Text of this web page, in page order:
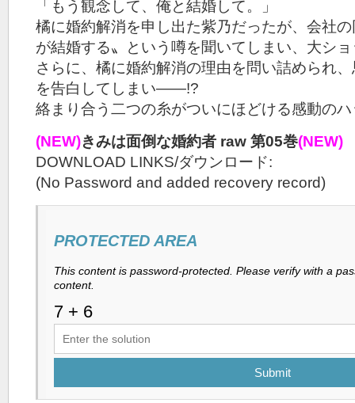
「もう観念して、俺と結婚して。」
橘に婚約解消を申し出た紫乃だったが、会社
が結婚する〟という噂を聞いてしまい、大シ
さらに、橘に婚約解消の理由を問い詰められ
を告白してしまい――!?
絡まり合う二つの糸がついにほどける感動の
(NEW)きみは面倒な婚約者 raw 第05巻(NEW)
DOWNLOAD LINKS/ダウンロード:
(No Password and added recovery record)
PROTECTED AREA
This content is password-protected. Please verify with a
content.
Submit